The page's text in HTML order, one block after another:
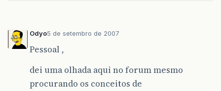
Odyo5 de setembro de 2007
Pessoal ,
dei uma olhada aqui no forum mesmo
procurando os conceitos de